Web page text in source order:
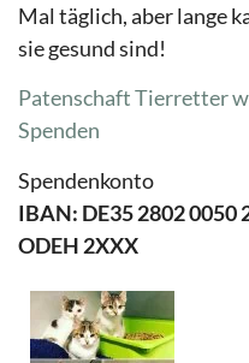
Mal täglich, aber lange
sie gesund sind!
Patenschaft Tierretter
Spenden
Spendenkonto
IBAN: DE35 2802 0050
ODEH 2XXX